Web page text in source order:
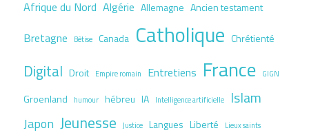
Afrique du Nord Algérie Allemagne Ancien testament
Bretagne Bêtise Canada Catholique Chrétienté
Digital Droit Empire romain Entretiens France GIGN
Groenland humour hébreu IA Intelligence artificielle Islam
Japon Jeunesse Justice Langues Liberté Lieux saints